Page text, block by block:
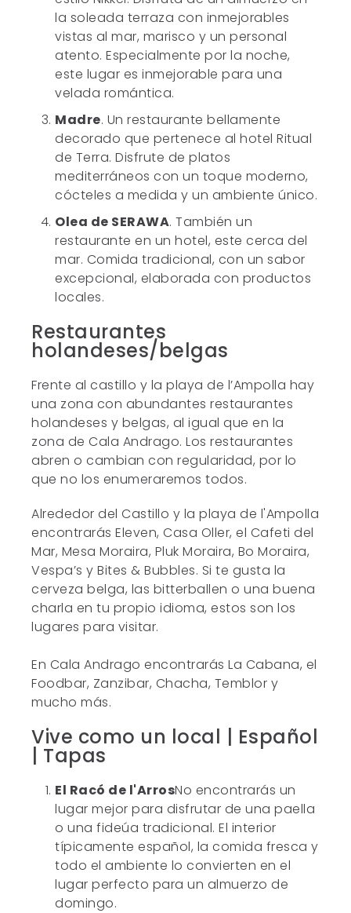
la soleada terraza con inmejorables
vistas al mar, marisco y un personal
atento. Especialmente por la noche,
este lugar es inmejorable para una
velada romántica.
Madre. Un restaurante bellamente
decorado que pertenece al hotel Ritual
de Terra. Disfrute de platos
mediterráneos con un toque moderno,
cócteles a medida y un ambiente único.
Olea de SERAWA. También un
restaurante en un hotel, este cerca del
mar. Comida tradicional, con un sabor
excepcional, elaborada con productos
locales.
Restaurantes
holandeses/belgas
Frente al castillo y la playa de l’Ampolla hay
una zona con abundantes restaurantes
holandeses y belgas, al igual que en la
zona de Cala Andrago. Los restaurantes
abren o cambian con regularidad, por lo
que no los enumeraremos todos.
Alrededor del Castillo y la playa de l'Ampolla
encontrarás Eleven, Casa Oller, el Cafeti del
Mar, Mesa Moraira, Pluk Moraira, Bo Moraira,
Vespa’s y Bites & Bubbles. Si te gusta la
cerveza belga, las bitterballen o una buena
charla en tu propio idioma, estos son los
lugares para visitar.
En Cala Andrago encontrarás La Cabana, el
Foodbar, Zanzibar, Chacha, Temblor y
mucho más.
Vive como un local | Español
| Tapas
El Racó de l'ArrosNo encontrarás un
lugar mejor para disfrutar de una paella
o una fideúa tradicional. El interior
típicamente español, la comida fresca y
todo el ambiente lo convierten en el
lugar perfecto para un almuerzo de
domingo.